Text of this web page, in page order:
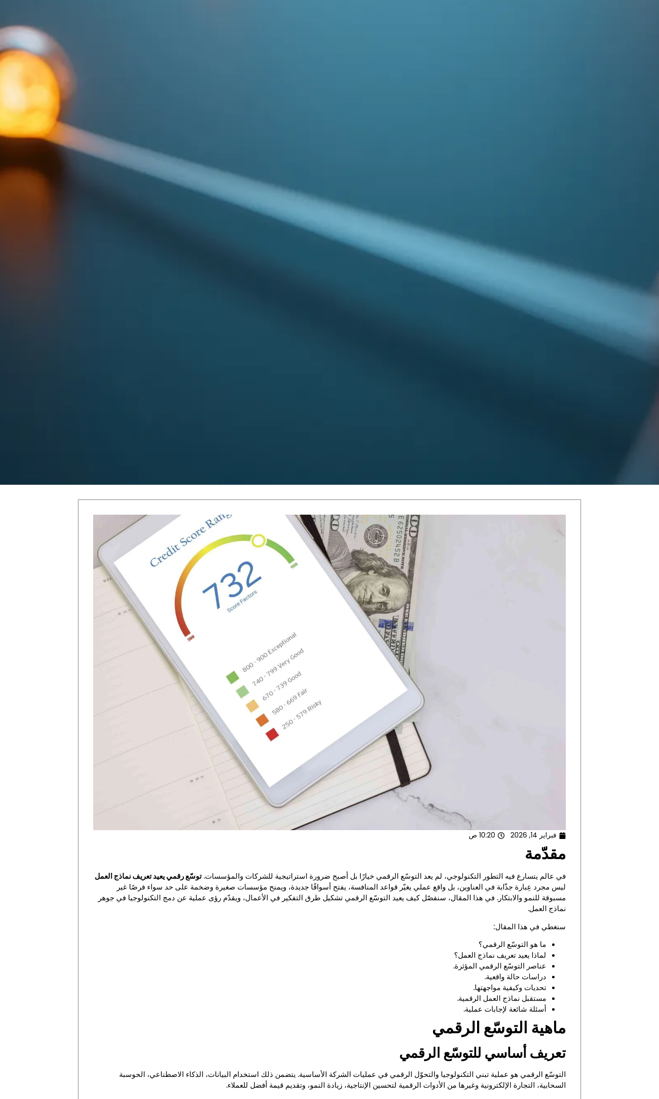
فبراير 14, 2026 10:20 ص
مقدّمة
في عالم يتسارع فيه التطور التكنولوجي، لم يعد التوسّع الرقمي خيارًا بل أصبح ضرورة استراتيجية للشركات والمؤسسات.توسّع رقمي يعيد تعريف نماذج العمل
ليس مجرد عِبارة جذّابة في العناوين، بل واقع عملي يغيّر قواعد المنافسة، يفتح أسواقًا جديدة، ويمنح مؤسسات صغيرة وضخمة على حد سواء فرصًا غير
مسبوقة للنمو والابتكار. في هذا المقال، سنفصّل كيف يعيد التوسّع الرقمي تشكيل طرق التفكير في الأعمال، ويقدّم رؤى عملية عن دمج التكنولوجيا في جوهر
نماذج العمل.
سنغطي في هذا المقال:
ما هو التوسّع الرقمي؟
لماذا يعيد تعريف نماذج العمل؟
عناصر التوسّع الرقمي المؤثرة.
دراسات حالة واقعية.
تحديات وكيفية مواجهتها.
مستقبل نماذج العمل الرقمية.
أسئلة شائعة لإجابات عملية.
ماهية التوسّع الرقمي
تعريف أساسي للتوسّع الرقمي
التوسّع الرقمي هو عملية تبني التكنولوجيا والتحوّل الرقمي في عمليات الشركة الأساسية. يتضمن ذلك استخدام البيانات، الذكاء الاصطناعي، الحوسبة
السحابية، التجارة الإلكترونية وغيرها من الأدوات الرقمية لتحسين الإنتاجية، زيادة النمو، وتقديم قيمة أفضل للعملاء.